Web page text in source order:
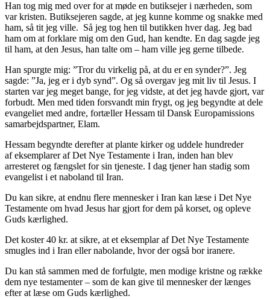
Han tog mig med over for at møde en butiksejer i nærheden, som
var kristen. Butiksejeren sagde, at jeg kunne komme og snakke med
ham, så tit jeg ville. Så jeg tog hen til butikken hver dag. Jeg bad
ham om at forklare mig om den Gud, han kendte. En dag sagde jeg
til ham, at den Jesus, han talte om – ham ville jeg gerne tilbede.
Han spurgte mig: ”Tror du virkelig på, at du er en synder?”. Jeg
sagde: ”Ja, jeg er i dyb synd”. Og så overgav jeg mit liv til Jesus. I
starten var jeg meget bange, for jeg vidste, at det jeg havde gjort, var
forbudt. Men med tiden forsvandt min frygt, og jeg begyndte at dele
evangeliet med andre, fortæller Hessam til Dansk Europamissions
samarbejdspartner, Elam.
Hessam begyndte derefter at plante kirker og uddele hundreder
af eksemplarer af Det Nye Testamente i Iran, inden han blev
arresteret og fængslet for sin tjeneste. I dag tjener han stadig som
evangelist i et naboland til Iran.
Du kan sikre, at endnu flere mennesker i Iran kan læse i Det Nye
Testamente om hvad Jesus har gjort for dem på korset, og opleve
Guds kærlighed.
Det koster 40 kr. at sikre, at et eksemplar af Det Nye Testamente
smugles ind i Iran eller nabolande, hvor der også bor iranere.
Du kan stå sammen med de forfulgte, men modige kristne og række
dem nye testamenter – som de kan give til mennesker der længes
efter at læse om Guds kærlighed.